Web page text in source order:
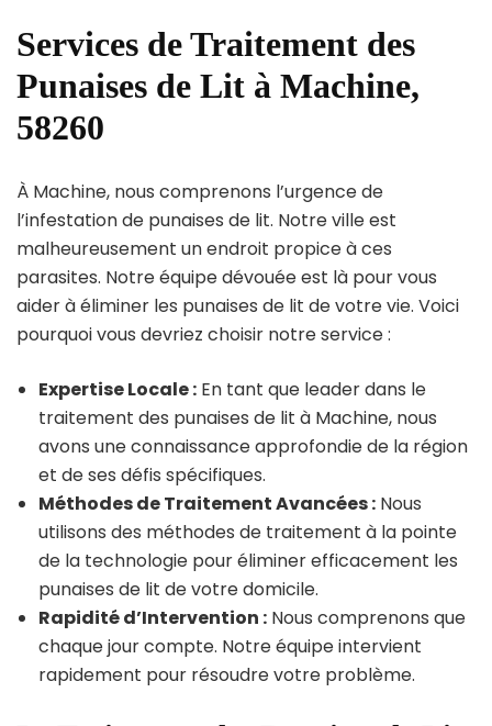
Services de Traitement des
Punaises de Lit à Machine,
58260
À Machine, nous comprenons l’urgence de
l’infestation de punaises de lit. Notre ville est
malheureusement un endroit propice à ces
parasites. Notre équipe dévouée est là pour vous
aider à éliminer les punaises de lit de votre vie. Voici
pourquoi vous devriez choisir notre service :
Expertise Locale : En tant que leader dans le
traitement des punaises de lit à Machine, nous
avons une connaissance approfondie de la région
et de ses défis spécifiques.
Méthodes de Traitement Avancées : Nous
utilisons des méthodes de traitement à la pointe
de la technologie pour éliminer efficacement les
punaises de lit de votre domicile.
Rapidité d’Intervention : Nous comprenons que
chaque jour compte. Notre équipe intervient
rapidement pour résoudre votre problème.